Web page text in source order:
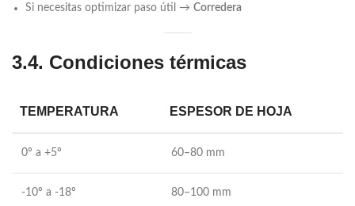
Si necesitas optimizar paso útil → Corredera
3.4. Condiciones térmicas
TEMPERATURA ESPESOR DE HOJA
0º a +5º 60–80 mm
-10º a -18º 80–100 mm